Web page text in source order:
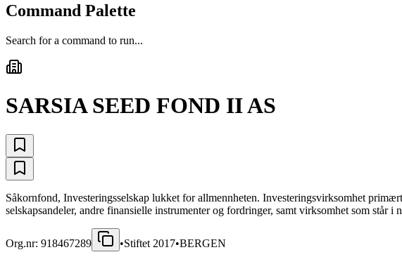
Command Palette
Search for a command to run...
SARSIA SEED FOND II AS
Såkornfond, Investeringsselskap lukket for allmennheten. Investeringsvirksomhet
selskapsandeler, andre finansielle instrumenter og fordringer, samt virksomhet som står i
Org.nr: 918467289 •Stiftet 2017•BERGEN